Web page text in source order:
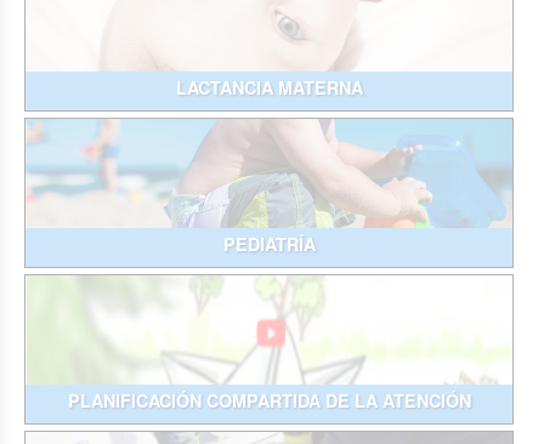
LACTANCIA MATERNA
PEDIATRÍA
PLANIFICACIÓN COMPARTIDA DE LA ATENCIÓN